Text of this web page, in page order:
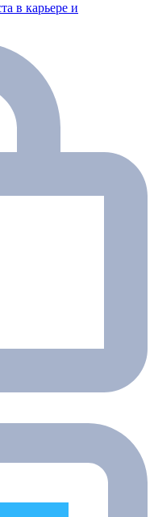
в карьере и